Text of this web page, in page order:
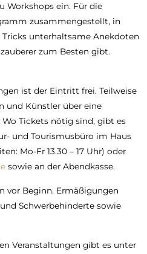
Workshops ein. Für die
zusammengestellt, in
unterhaltsame Anekdoten
zum Besten gibt.
ist der Eintritt frei. Teilweise
und Künstler über eine
Tickets nötig sind, gibt es
und Tourismusbüro im Haus
Mo-Fr 13.30 – 17 Uhr) oder
sowie an der Abendkasse.
vor Beginn. Ermäßigungen
Schwerbehinderte sowie
Veranstaltungen gibt es unter